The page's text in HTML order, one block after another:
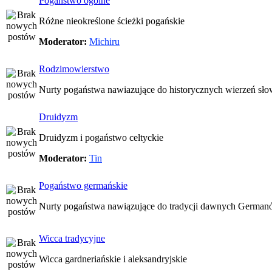
Różne nieokreślone ścieżki pogańskie
Moderator: Michiru
Rodzimowierstwo
Nurty pogaństwa nawiazujące do historycznych wierzeń
Druidyzm
Druidyzm i pogaństwo celtyckie
Moderator: Tin
Pogaństwo germańskie
Nurty pogaństwa nawiązujące do tradycji dawnych
Wicca tradycyjne
Wicca gardneriańskie i aleksandryjskie